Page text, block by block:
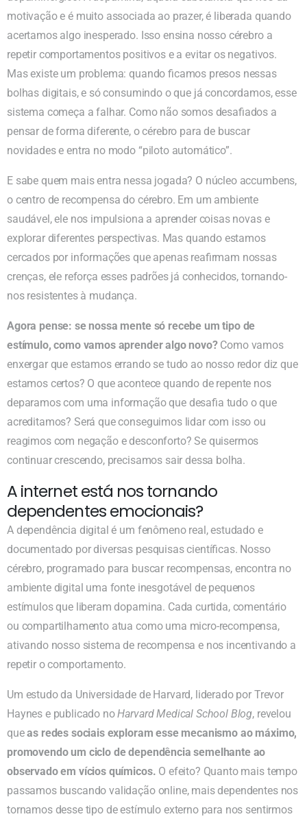
motivação e é muito associada ao prazer, é liberada quando
acertamos algo inesperado. Isso ensina nosso cérebro a
repetir comportamentos positivos e a evitar os negativos.
Mas existe um problema: quando ficamos presos nessas
bolhas digitais, e só consumindo o que já concordamos, esse
sistema começa a falhar. Como não somos desafiados a
pensar de forma diferente, o cérebro para de buscar
novidades e entra no modo “piloto automático”.
E sabe quem mais entra nessa jogada? O núcleo accumbens,
o centro de recompensa do cérebro. Em um ambiente
saudável, ele nos impulsiona a aprender coisas novas e
explorar diferentes perspectivas. Mas quando estamos
cercados por informações que apenas reafirmam nossas
crenças, ele reforça esses padrões já conhecidos, tornando-
nos resistentes à mudança.
Agora pense: se nossa mente só recebe um tipo de
estímulo, como vamos aprender algo novo? Como vamos
enxergar que estamos errando se tudo ao nosso redor diz que
estamos certos? O que acontece quando de repente nos
deparamos com uma informação que desafia tudo o que
acreditamos? Será que conseguimos lidar com isso ou
reagimos com negação e desconforto? Se quisermos
continuar crescendo, precisamos sair dessa bolha.
A internet está nos tornando
dependentes emocionais?
A dependência digital é um fenômeno real, estudado e
documentado por diversas pesquisas científicas. Nosso
cérebro, programado para buscar recompensas, encontra no
ambiente digital uma fonte inesgotável de pequenos
estímulos que liberam dopamina. Cada curtida, comentário
ou compartilhamento atua como uma micro-recompensa,
ativando nosso sistema de recompensa e nos incentivando a
repetir o comportamento.
Um estudo da Universidade de Harvard, liderado por Trevor
Haynes e publicado noHarvard Medical School Blog, revelou
queas redes sociais exploram esse mecanismo ao máximo,
promovendo um ciclo de dependência semelhante ao
observado em vícios químicos. O efeito? Quanto mais tempo
passamos buscando validação online, mais dependentes nos
tornamos desse tipo de estímulo externo para nos sentirmos